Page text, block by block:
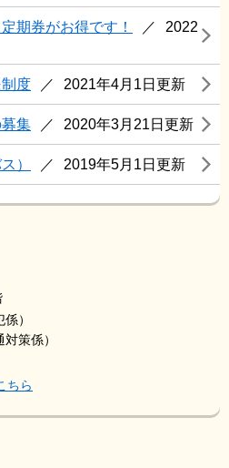
期券がお得です！
2022
度 2021年4月1日更新
集 2020年3月21日更新
） 2019年5月1日更新
）
対策係）
ちら